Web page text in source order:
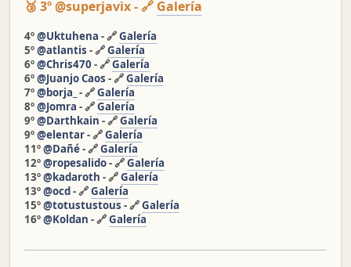
🥉 3º@superjavix- 🔗 Galería
4º@Uktuhena - 🔗Galería
5º@atlantis - 🔗Galería
6º@Chris470 - 🔗Galería
6º@Juanjo Caos - 🔗Galería
7º@borja_ - 🔗Galería
8º@Jomra - 🔗Galería
9º@Darthkain - 🔗Galería
9º@elentar- 🔗Galería
11º@Dañé- 🔗Galería
12º@ropesalido- 🔗Galería
13º@kadaroth - 🔗Galería
13º@ocd- 🔗Galería
15º@totustustous - 🔗Galería
16º@Koldan - 🔗Galería